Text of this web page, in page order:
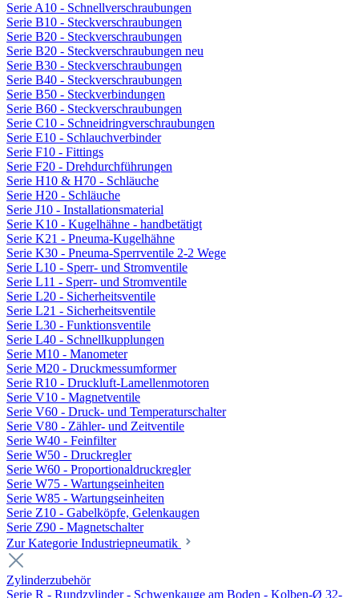
Serie A10 - Schnellverschraubungen
Serie B10 - Steckverschraubungen
Serie B20 - Steckverschraubungen
Serie B20 - Steckverschraubungen neu
Serie B30 - Steckverschraubungen
Serie B40 - Steckverschraubungen
Serie B50 - Steckverbindungen
Serie B60 - Steckverschraubungen
Serie C10 - Schneidringverschraubungen
Serie E10 - Schlauchverbinder
Serie F10 - Fittings
Serie F20 - Drehdurchführungen
Serie H10 & H70 - Schläuche
Serie H20 - Schläuche
Serie J10 - Installationsmaterial
Serie K10 - Kugelhähne - handbetätigt
Serie K21 - Pneuma-Kugelhähne
Serie K30 - Pneuma-Sperrventile 2-2 Wege
Serie L10 - Sperr- und Stromventile
Serie L11 - Sperr- und Stromventile
Serie L20 - Sicherheitsventile
Serie L21 - Sicherheitsventile
Serie L30 - Funktionsventile
Serie L40 - Schnellkupplungen
Serie M10 - Manometer
Serie M20 - Druckmessumformer
Serie R10 - Druckluft-Lamellenmotoren
Serie V10 - Magnetventile
Serie V60 - Druck- und Temperaturschalter
Serie V80 - Zähler- und Zeitventile
Serie W40 - Feinfilter
Serie W50 - Druckregler
Serie W60 - Proportionaldruckregler
Serie W75 - Wartungseinheiten
Serie W85 - Wartungseinheiten
Serie Z10 - Gabelköpfe, Gelenkaugen
Serie Z90 - Magnetschalter
Zur Kategorie Industriepneumatik
Zylinderzubehör
Serie R - Rundzylinder - Schwenkauge am Boden - Kolben-Ø 32-